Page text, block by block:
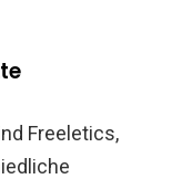
Freeletics,